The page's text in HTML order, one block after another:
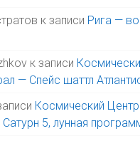
к записи Рига —
к записи
— Спейс шаттл
Космический
5, лунная